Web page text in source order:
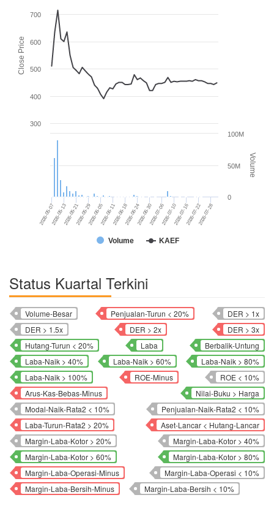
Close Price
Volume
Volume KAEF
2026-05-07 2026-05-29 2026-06-18 2026-07-06 2026-07-22
2026-05-132026-05-21 2026-06-052026-06-11 2026-06-242026-06-30 2026-07-102026-07-16 2026-07-28
300
400
500
600
700
0
50M
100M
Status Kuartal Terkini
Volume-Besar Penjualan-Turun < 20%
DER > 1x
DER > 1.5x
DER > 2x
DER > 3x
Hutang-Turun < 20%
Laba
Berbalik-Untung
Laba-Naik > 40%
Laba-Naik > 60%
Laba-Naik > 80%
Laba-Naik > 100%
ROE-Minus
ROE < 10%
Arus-Kas-Bebas-Minus
Nilai-Buku > Harga
Modal-Naik-Rata2 < 10%
Penjualan-Naik-Rata2 < 10%
Laba-Turun-Rata2 > 20%
Aset-Lancar < Hutang-Lancar
Margin-Laba-Kotor > 20%
Margin-Laba-Kotor > 40%
Margin-Laba-Kotor > 60%
Margin-Laba-Kotor > 80%
Margin-Laba-Operasi-Minus
Margin-Laba-Operasi < 10%
Margin-Laba-Bersih-Minus
Margin-Laba-Bersih < 10%